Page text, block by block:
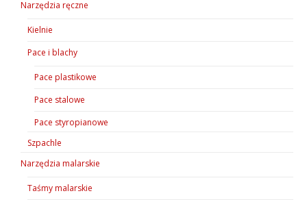
Narzędzia ręczne
Kielnie
Pace i blachy
Pace plastikowe
Pace stalowe
Pace styropianowe
Szpachle
Narzędzia malarskie
Taśmy malarskie